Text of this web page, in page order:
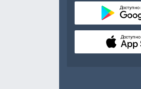
Доступно
Доступно